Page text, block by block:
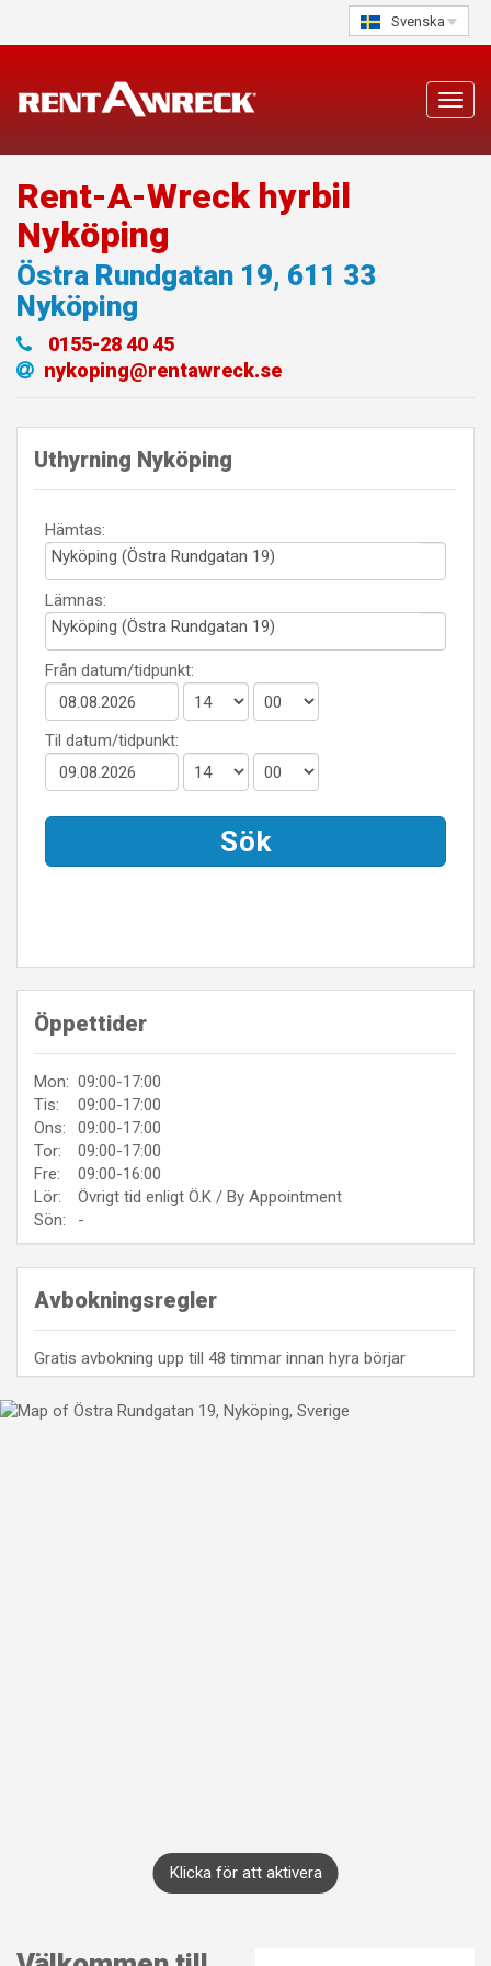
Svenska
Rent-A-Wreck hyrbil
Nyköping
Östra Rundgatan 19, 611 33
Nyköping
0155-28 40 45
nykoping@rentawreck.se
Uthyrning Nyköping
Avbokningsregler
Gratis avbokning upp till 48 timmar innan hyra börjar
Öppettider
Mon: 09:00-17:00
Tis:
09:00-17:00
Ons:
09:00-17:00
Tor:
09:00-17:00
Fre:
09:00-16:00
Lör:
Övrigt tid enligt Ö.K / By Appointment
Sön:
-
Klicka för att aktivera